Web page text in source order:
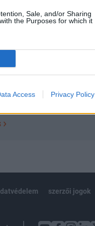
Sale, and/or Sharing
the Purposes for which it
Access Privacy Policy
szerzői jogok